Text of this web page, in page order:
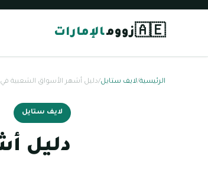
🇦🇪زوومالإمارات
الرئيسية/لايف ستايل/دليل أشهر الأسواق الشعبية في دبي
لايف ستايل
دليل